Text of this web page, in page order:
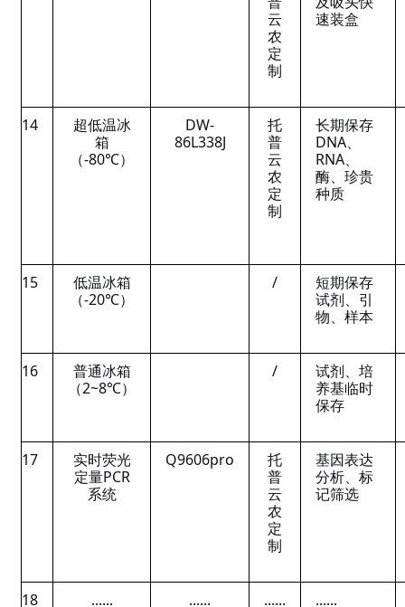
云
农
定
制
速装盒
14
超低温冰
箱
（-80℃）
DW-
86L338J
托
普
云
农
定
制
长期保存
DNA、
RNA、
酶、珍贵
种质
15
低温冰箱
（-20℃）
/
短期保存
试剂、引
物、样本
16
普通冰箱
（2~8℃）
/
试剂、培
养基临时
保存
17
实时荧光
定量PCR
系统
Q9606pro
托
普
云
农
定
制
基因表达
分析、标
记筛选
18 ...... ...... ...... ......